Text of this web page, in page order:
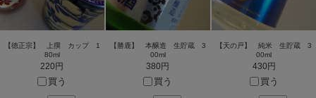
【徳正宗】 上撰 カップ 1
80ml
220円
買う
【勝鹿】 本醸造 生貯蔵 3
00ml
380円
買う
【天の戸】 純米 生貯蔵 3
00ml
430円
買う